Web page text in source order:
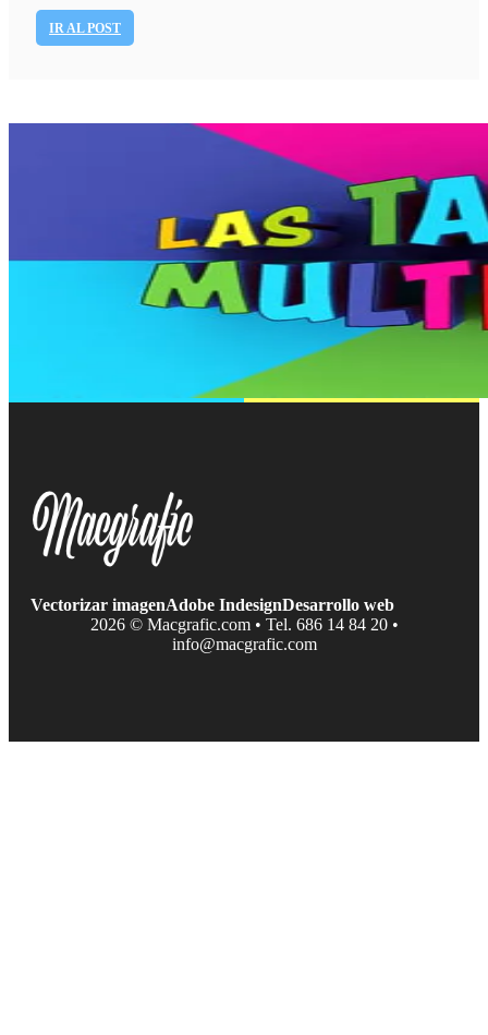
IR AL POST
Vectorizar imagenAdobe IndesignDesarrollo web
2026 © Macgrafic.com • Tel. 686 14 84 20 •
info@macgrafic.com